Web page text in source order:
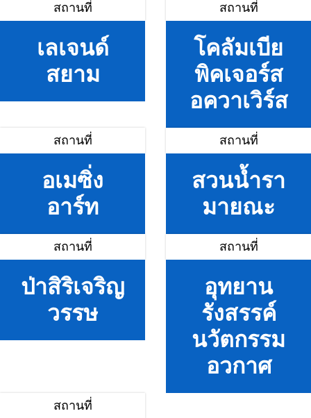
สถานที่
เลเจนด์
สยาม
สถานที่
โคลัมเบีย
พิคเจอร์ส
อควาเวิร์ส
สถานที่
อเมซิ่ง
อาร์ท
สถานที่
สวนน้ำรา
มายณะ
สถานที่
ป่าสิริเจริญ
วรรษ
สถานที่
อุทยาน
รังสรรค์
นวัตกรรม
อวกาศ
สถานที่